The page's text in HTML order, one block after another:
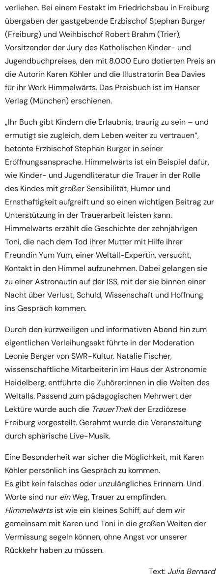
verliehen. Bei einem Festakt im Friedrichsbau in Freiburg
übergaben der gastgebende Erzbischof Stephan Burger
(Freiburg) und Weihbischof Robert Brahm (Trier),
Vorsitzender der Jury des Katholischen Kinder- und
Jugendbuchpreises, den mit 8.000 Euro dotierten Preis an
die Autorin Karen Köhler und die Illustratorin Bea Davies
für ihr Werk Himmelwärts. Das Preisbuch ist im Hanser
Verlag (München) erschienen.
„Ihr Buch gibt Kindern die Erlaubnis, traurig zu sein – und
ermutigt sie zugleich, dem Leben weiter zu vertrauen“,
betonte Erzbischof Stephan Burger in seiner
Eröffnungsansprache. Himmelwärts ist ein Beispiel dafür,
wie Kinder- und Jugendliteratur die Trauer in der Rolle
des Kindes mit großer Sensibilität, Humor und
Ernsthaftigkeit aufgreift und so einen wichtigen Beitrag zur
Unterstützung in der Trauerarbeit leisten kann.
Himmelwärts erzählt die Geschichte der zehnjährigen
Toni, die nach dem Tod ihrer Mutter mit Hilfe ihrer
Freundin Yum Yum, einer Weltall-Expertin, versucht,
Kontakt in den Himmel aufzunehmen. Dabei gelangen sie
zu einer Astronautin auf der ISS, mit der sie binnen einer
Nacht über Verlust, Schuld, Wissenschaft und Hoffnung
ins Gespräch kommen.
Durch den kurzweiligen und informativen Abend hin zum
eigentlichen Verleihungsakt führte in der Moderation
Leonie Berger von SWR-Kultur. Natalie Fischer,
wissenschaftliche Mitarbeiterin im Haus der Astronomie
Heidelberg, entführte die Zuhörer:innen in die Weiten des
Weltalls. Passend zum pädagogischen Mehrwert der
Lektüre wurde auch die TrauerThekder Erzdiözese
Freiburg vorgestellt. Gerahmt wurde die Veranstaltung
durch sphärische Live-Musik.
Eine Besonderheit war sicher die Möglichkeit, mit Karen
Köhler persönlich ins Gespräch zu kommen.
Es gibt kein falsches oder unzulängliches Erinnern. Und
Worte sind nur einWeg, Trauer zu empfinden.
Himmelwärtsist wie ein kleines Schiff, auf dem wir
gemeinsam mit Karen und Toni in die großen Weiten der
Vermissung segeln können, ohne Angst vor unserer
Rückkehr haben zu müssen.
Text: Julia Bernard